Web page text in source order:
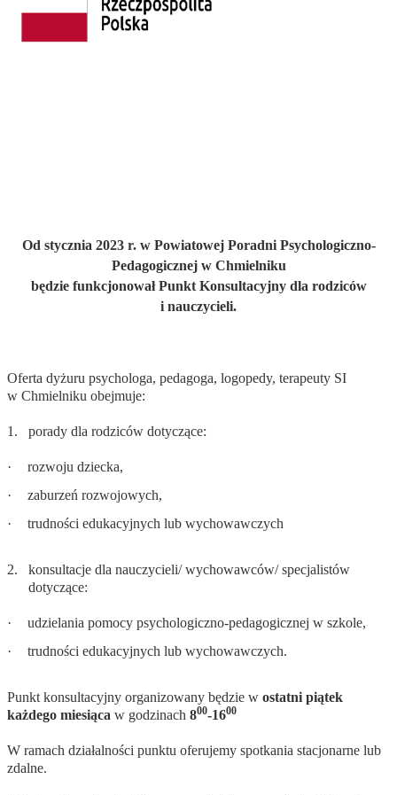
Od stycznia 2023 r. w Powiatowej Poradni Psychologiczno-
Pedagogicznej w Chmielniku
będzie funkcjonował Punkt Konsultacyjny dla rodziców
i nauczycieli.
Oferta dyżuru psychologa, pedagoga, logopedy, terapeuty SI
w Chmielniku obejmuje:
1. porady dla rodziców dotyczące:
·
rozwoju dziecka,
·
zaburzeń rozwojowych,
·
trudności edukacyjnych lub wychowawczych
2.
konsultacje dla nauczycieli/ wychowawców/ specjalistów
dotyczące:
·
udzielania pomocy psychologiczno-pedagogicznej w szkole,
·
trudności edukacyjnych lub wychowawczych.
Punkt konsultacyjny organizowany będzie w ostatni piątek
każdego miesiąca w godzinach 800-1600
W ramach działalności punktu oferujemy spotkania stacjonarne lub
zdalne.